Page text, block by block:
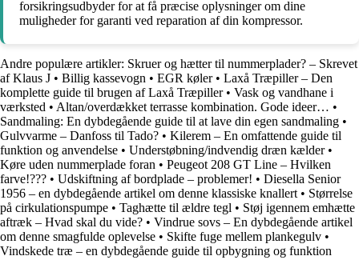
forsikringsudbyder for at få præcise oplysninger om dine
muligheder for garanti ved reparation af din kompressor.
Andre populære artikler: Skruer og hætter til nummerplader? – Skrevet
af Klaus J • Billig kassevogn • EGR køler• Laxå Træpiller – Den
komplette guide til brugen af Laxå Træpiller• Vask og vandhane i
værksted • Altan/overdækket terrasse kombination. Gode ideer… •
Sandmaling: En dybdegående guide til at lave din egen sandmaling •
Gulvvarme – Danfoss til Tado? • Kilerem – En omfattende guide til
funktion og anvendelse • Understøbning/indvendig dræn kælder•
Køre uden nummerplade foran • Peugeot 208 GT Line – Hvilken
farve!??? • Udskiftning af bordplade – problemer! • Diesella Senior
1956 – en dybdegående artikel om denne klassiske knallert • Størrelse
på cirkulationspumpe • Taghætte til ældre tegl • Støj igennem emhætte
aftræk – Hvad skal du vide? • Vindrue sovs – En dybdegående artikel
om denne smagfulde oplevelse • Skifte fuge mellem plankegulv •
Vindskede træ – en dybdegående guide til opbygning og funktion